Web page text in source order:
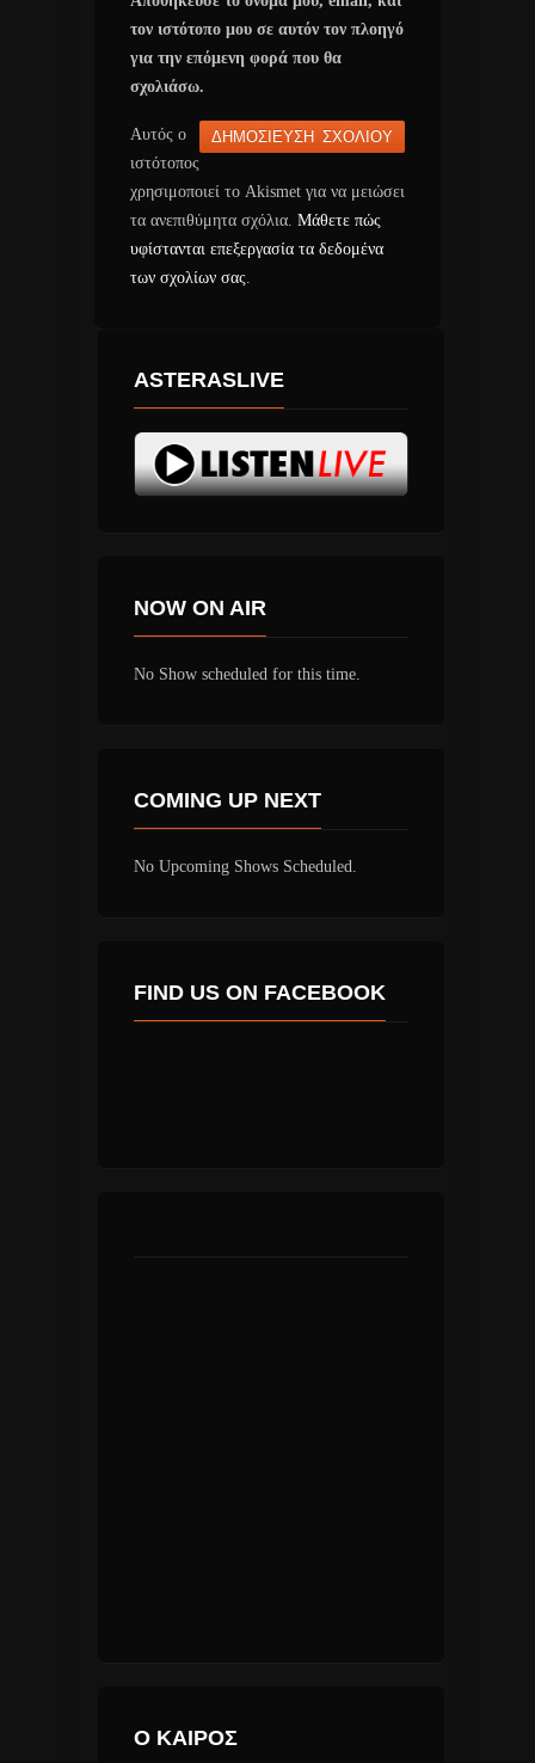
τον ιστότοπο μου σε αυτόν τον πλοηγό
για την επόμενη φορά που θα
σχολιάσω.
Αυτός ο
ιστότοπος
χρησιμοποιεί το Akismet για να μειώσει
τα ανεπιθύμητα σχόλια. Μάθετε πώς
υφίστανται επεξεργασία τα δεδομένα
των σχολίων σας.
ASTERASLIVE
NOW ON AIR
No Show scheduled for this time.
COMING UP NEXT
No Upcoming Shows Scheduled.
FIND US ON FACEBOOK
Ο ΚΑΙΡΟΣ